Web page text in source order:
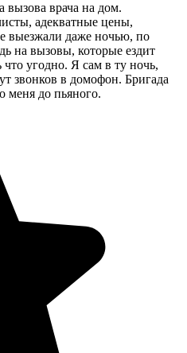
врача на дом.
адекватные цены,
выезжали даже ночью, по
на вызовы, которые ездит
угодно. Я сам в ту ночь,
звонков в домофон. Бригада
меня до пьяного.